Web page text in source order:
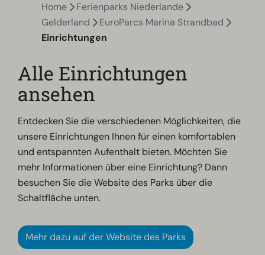
Home
Ferienparks Niederlande
Gelderland
EuroParcs Marina Strandbad
Einrichtungen
Alle Einrichtungen
ansehen
Entdecken Sie die verschiedenen Möglichkeiten, die
unsere Einrichtungen Ihnen für einen komfortablen
und entspannten Aufenthalt bieten. Möchten Sie
mehr Informationen über eine Einrichtung? Dann
besuchen Sie die Website des Parks über die
Schaltfläche unten.
Mehr dazu auf der Website des Parks